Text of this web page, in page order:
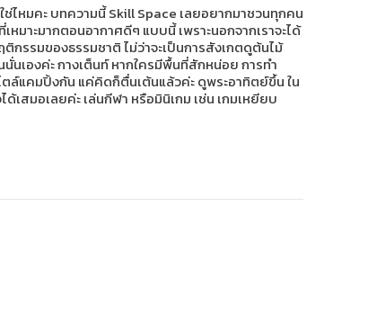
ไหมคะ บทความนี้ Skill Space เลยอยากมาชวนทุกคน
าะมากตอนอากาศดีๆ แบบนี้ เพราะนอกจากเราจะได้
กรรมของธรรมชาติ ไม่ว่าจะเป็นการสังเกตดูต้นไม้
นเองค่ะ กางเต็นท์ หากใครมีพื้นที่สักหน่อย การทำ
ตล์แคมปิ้งกัน แค่คิดก็ตื่นเต้นแล้วค่ะ ดูพระอาทิตย์ขึ้น ใน
สมอเลยค่ะ เล่นกีฬา หรือมินิเกม เช่น เกมเหยียบ